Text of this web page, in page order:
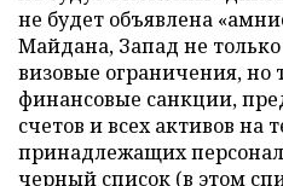
не будет объявлена
Майдана, Запад не
визовые ограничения,
финансовые санкции,
счетов и всех активов
принадлежащих
черный список (в этом